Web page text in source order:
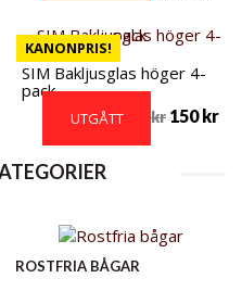
KANONPRIS!
UTGÅTT
SIM Bakljusglas höger 4-
pack
796 kr 150 kr
ROSTFRIA BÅGAR